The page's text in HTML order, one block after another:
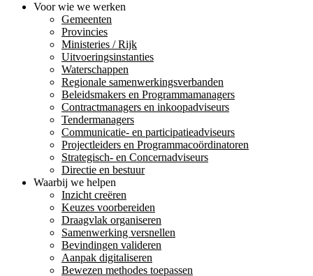
Voor wie we werken
Gemeenten
Provincies
Ministeries / Rijk
Uitvoeringsinstanties
Waterschappen
Regionale samenwerkingsverbanden
Beleidsmakers en Programmamanagers
Contractmanagers en inkoopadviseurs
Tendermanagers
Communicatie- en participatieadviseurs
Projectleiders en Programmacoördinatoren
Strategisch- en Concernadviseurs
Directie en bestuur
Waarbij we helpen
Inzicht creëren
Keuzes voorbereiden
Draagvlak organiseren
Samenwerking versnellen
Bevindingen valideren
Aanpak digitaliseren
Bewezen methodes toepassen